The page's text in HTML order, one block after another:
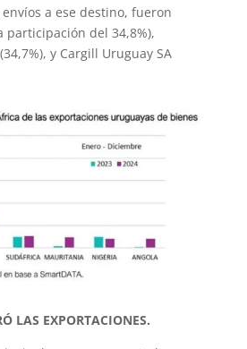
a ese destino, fueron
participación del 34,8%),
y Cargill Uruguay SA
LAS EXPORTACIONES.